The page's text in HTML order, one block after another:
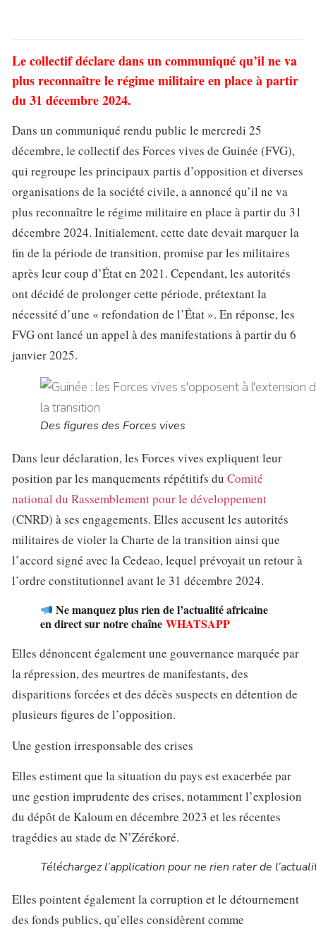
Le collectif déclare dans un communiqué qu’il ne va
plus reconnaître le régime militaire en place à partir
du 31 décembre 2024.
Dans un communiqué rendu public le mercredi 25
décembre, le collectif des Forces vives de Guinée (FVG),
qui regroupe les principaux partis d’opposition et diverses
organisations de la société civile, a annoncé qu’il ne va
plus reconnaître le régime militaire en place à partir du 31
décembre 2024. Initialement, cette date devait marquer la
fin de la période de transition, promise par les militaires
après leur coup d’État en 2021. Cependant, les autorités
ont décidé de prolonger cette période, prétextant la
nécessité d’une « refondation de l’État ». En réponse, les
FVG ont lancé un appel à des manifestations à partir du 6
janvier 2025.
Des figures des Forces vives
Dans leur déclaration, les Forces vives expliquent leur
position par les manquements répétitifs du Comité
national du Rassemblement pour le développement
(CNRD) à ses engagements. Elles accusent les autorités
militaires de violer la Charte de la transition ainsi que
l’accord signé avec la Cedeao, lequel prévoyait un retour à
l’ordre constitutionnel avant le 31 décembre 2024.
Ne manquez plus rien de l’actualité africaine
en direct sur notre chaîne WHATSAPP
Elles dénoncent également une gouvernance marquée par
la répression, des meurtres de manifestants, des
disparitions forcées et des décès suspects en détention de
plusieurs figures de l’opposition.
Une gestion irresponsable des crises
Elles estiment que la situation du pays est exacerbée par
une gestion imprudente des crises, notamment l’explosion
du dépôt de Kaloum en décembre 2023 et les récentes
tragédies au stade de N’Zérékoré.
Téléchargez l’application pour ne rien rater de
Elles pointent également la corruption et le détournement
des fonds publics, qu’elles considèrent comme